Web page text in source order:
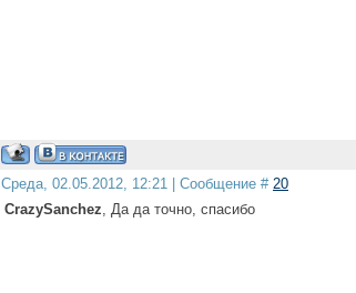
Среда, 02.05.2012, 12:21 | Сообщение # 20
CrazySanchez, Да да точно, спасибо